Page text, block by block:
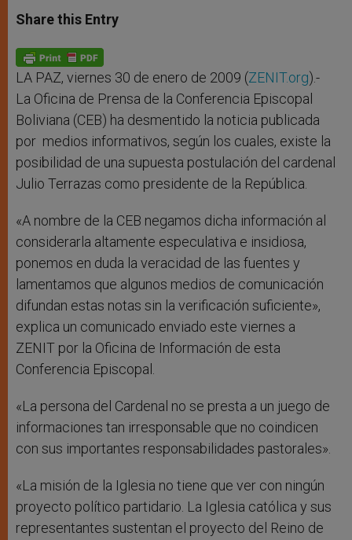
t
s
p
p
s
e
g
e
r
e
b
o
k
Share this Entry
LA PAZ, viernes 30 de enero de 2009 (ZENIT.org).-
La Oficina de Prensa de la Conferencia Episcopal
Boliviana (CEB) ha desmentido la noticia publicada
por medios informativos, según los cuales, existe la
posibilidad de una supuesta postulación del cardenal
Julio Terrazas como presidente de la República.
«A nombre de la CEB negamos dicha información al
considerarla altamente especulativa e insidiosa,
ponemos en duda la veracidad de las fuentes y
lamentamos que algunos medios de comunicación
difundan estas notas sin la verificación suficiente»,
explica un comunicado enviado este viernes a
ZENIT por la Oficina de Información de esta
Conferencia Episcopal.
«La persona del Cardenal no se presta a un juego de
informaciones tan irresponsable que no coindicen
con sus importantes responsabilidades pastorales».
«La misión de la Iglesia no tiene que ver con ningún
proyecto político partidario. La Iglesia católica y sus
representantes sustentan el proyecto del Reino de